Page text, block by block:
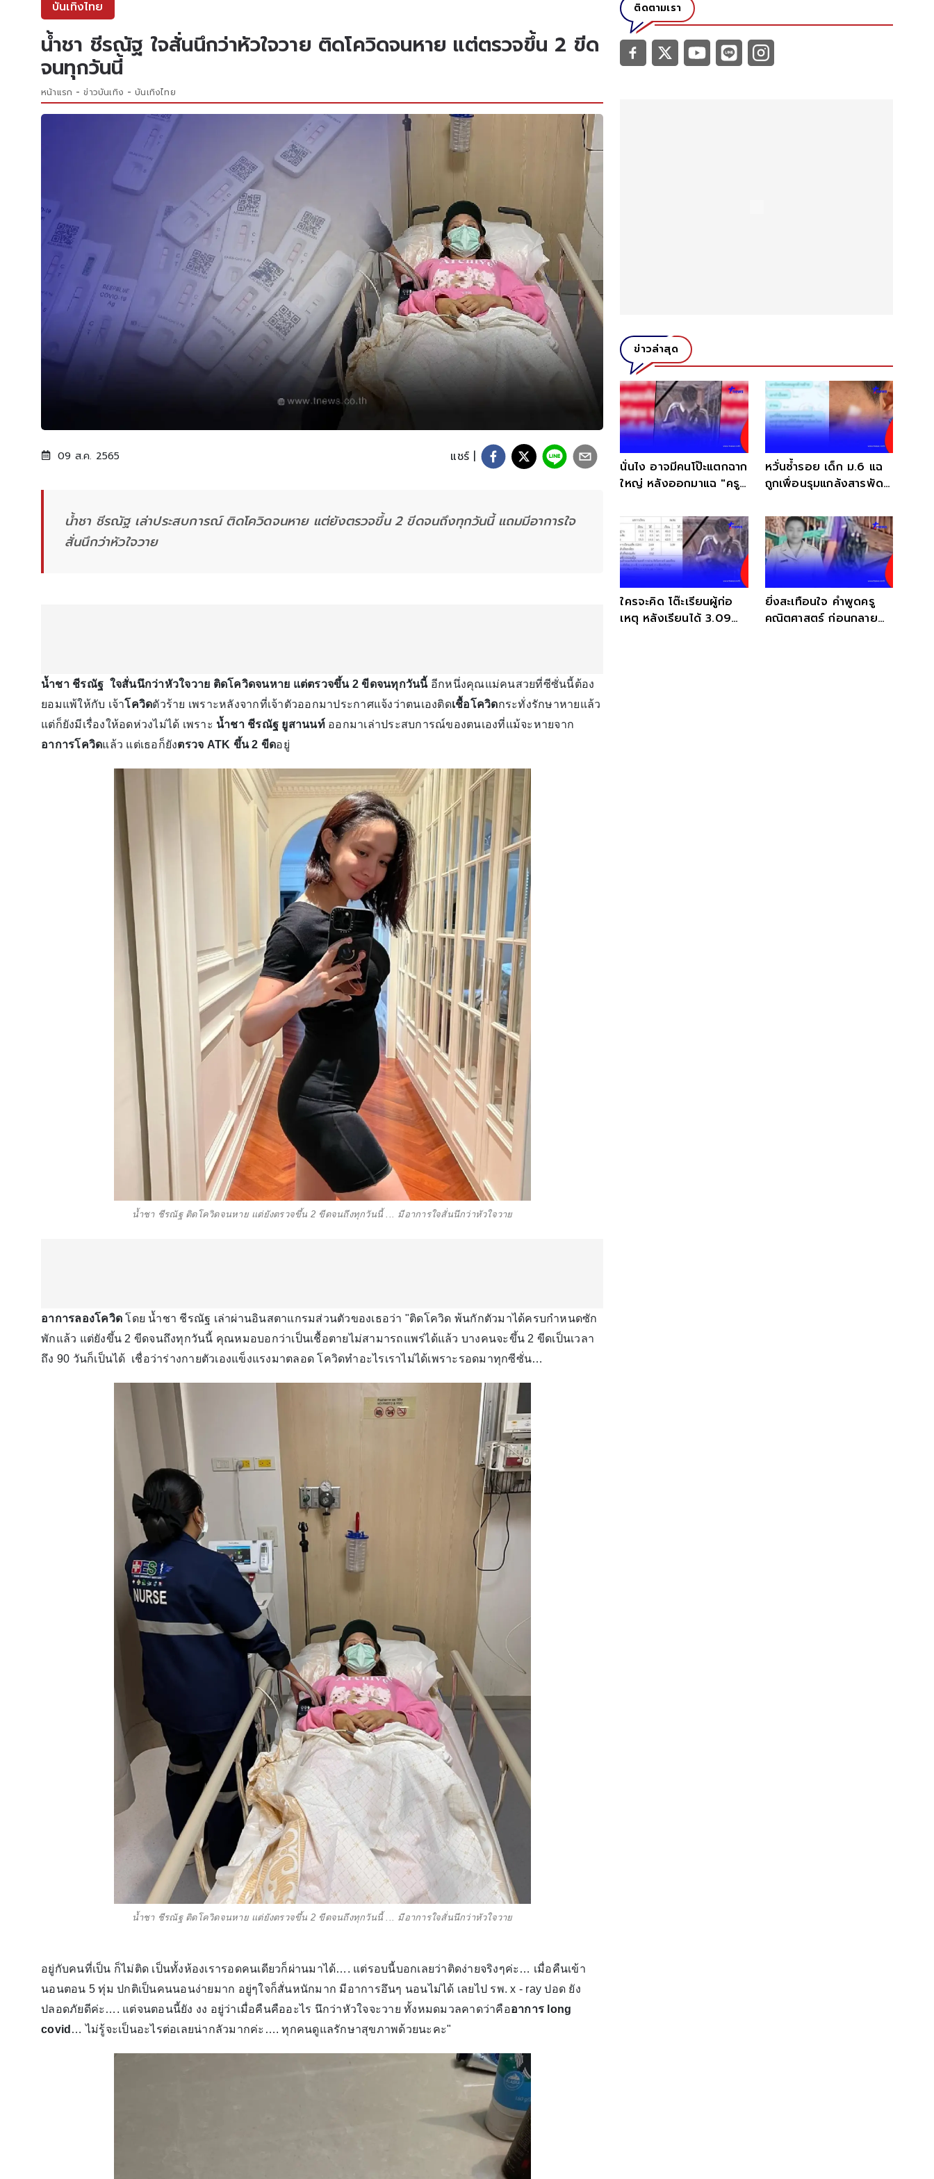
บันเทิงไทย
น้ำชา ชีรณัฐ ใจสั่นนึกว่าหัวใจวาย ติดโควิดจนหาย แต่ตรวจขึ้น 2 ขีด
จนทุกวันนี้
หน้าแรก ข่าวบันเทิง บันเทิงไทย
09 ส.ค. 2565 แชร์ |
น้ำชา ชีรณัฐ เล่าประสบการณ์ ติดโควิดจนหาย แต่ยังตรวจขึ้น 2 ขีดจนถึงทุกวันนี้ แถมมีอาการใจ
สั่นนึกว่าหัวใจวาย
น้ำชา ชีรณัฐ ใจสั่นนึกว่าหัวใจวาย ติดโควิดจนหาย แต่ตรวจขึ้น 2 ขีดจนทุกวันนี้อีกหนึ่งคุณแม่คนสวยที่ซีซั่นนี้ต้อง
ยอมแพ้ให้กับ เจ้าโควิดตัวร้าย เพราะหลังจากที่เจ้าตัวออกมาประกาศแจ้งว่าตนเองติดเชื้อโควิดกระทั่งรักษาหายแล้ว
แต่ก็ยังมีเรื่องให้อดห่วงไม่ได้ เพราะ น้ำชา ชีรณัฐ ยูสานนท์ออกมาเล่าประสบการณ์ของตนเองที่แม้จะหายจาก
อาการโควิดแล้ว แต่เธอก็ยังตรวจ ATK ขึ้น 2 ขีดอยู่
น้ำชา ชีรณัฐ ติดโควิดจนหาย แต่ยังตรวจขึ้น 2 ขีดจนถึงทุกวันนี้ ... มีอาการใจสั่นนึกว่าหัวใจวาย
อาการลองโควิดโดย น้ำชา ชีรณัฐ เล่าผ่านอินสตาแกรมส่วนตัวของเธอว่า "ติดโควิด พ้นกักตัวมาได้ครบกำหนดซัก
พักแล้ว แต่ยังขึ้น 2 ขีดจนถึงทุกวันนี้ คุณหมอบอกว่าเป็นเชื้อตายไม่สามารถแพร่ได้แล้ว บางคนจะขึ้น 2 ขีดเป็นเวลา
ถึง 90 วันก็เป็นได้ เชื่อว่าร่างกายตัวเองแข็งแรงมาตลอด โควิดทำอะไรเราไม่ได้เพราะรอดมาทุกซีซั่น…
น้ำชา ชีรณัฐ ติดโควิดจนหาย แต่ยังตรวจขึ้น 2 ขีดจนถึงทุกวันนี้ ... มีอาการใจสั่นนึกว่าหัวใจวาย
อยู่กับคนที่เป็น ก็ไม่ติด เป็นทั้งห้องเรารอดคนเดียวก็ผ่านมาได้…. แต่รอบนี้บอกเลยว่าติดง่ายจริงๆค่ะ… เมื่อคืนเข้า
นอนตอน 5 ทุ่ม ปกติเป็นคนนอนง่ายมาก อยู่ๆใจก็สั่นหนักมาก มีอาการอึนๆ นอนไม่ได้ เลยไป รพ. x - ray ปอด ยัง
ปลอดภัยดีค่ะ…. แต่จนตอนนี้ยัง งง อยู่ว่าเมื่อคืนคืออะไร นึกว่าหัวใจจะวาย ทั้งหมดมวลคาดว่าคืออาการ long
covid … ไม่รู้จะเป็นอะไรต่อเลยน่ากลัวมากค่ะ…. ทุกคนดูแลรักษาสุขภาพด้วยนะคะ"
ติดตามเรา
ข่าวล่าสุด
นั่นไง อาจมีคนโป๊ะแตกฉาก
ใหญ่ หลังออกมาแฉ "ครู"
หวั่นซ้ำรอย เด็ก ม.6 แฉ
ถูกเพื่อนรุมแกล้งสารพัด
ใครจะคิด โต๊ะเรียนผู้ก่อ
เหตุ หลังเรียนได้ 3.09
ยิ่งสะเทือนใจ คำพูดครู
คณิตศาสตร์ ก่อนกลาย